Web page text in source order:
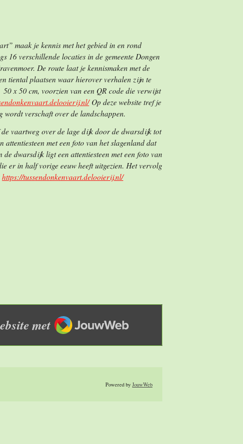
maak je kennis met het gebied in en rond
16 verschillende locaties in de gemeente Dongen
De route laat je kennismaken met de
tiental plaatsen waar hierover verhalen zijn te
x 50 cm, voorzien van een QR code die verwijst
Op deze website tref je
verschaft over de landschappen.
vaartweg over de lage dijk door de dwarsdijk tot
met een foto van het slagenland dat
dwarsdijk ligt een attentiesteen met een foto van
er in half vorige eeuw heeft uitgezien. Het vervolg
https://tussendonkenvaart.delooierij.nl/
met JouwWeb
Powered byJouwWeb